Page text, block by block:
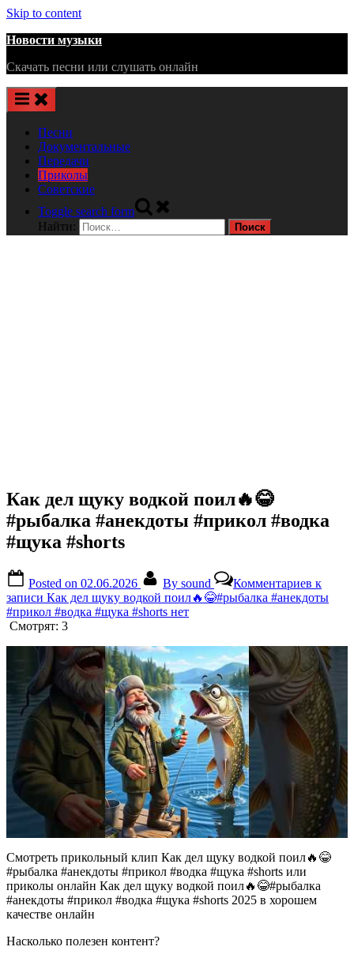
Skip to content
Новости музыки
Скачать песни или слушать онлайн
Песни
Документальные
Передачи
Приколы
Советские
Toggle search form
Найти:
Как дел щуку водкой поил🔥😂
#рыбалка #анекдоты #прикол #водка
#щука #shorts
Posted on 02.06.2026 By sound Комментариев к
записи Как дел щуку водкой поил🔥😂#рыбалка #анекдоты
#прикол #водка #щука #shorts нет
Смотрят: 3
Смотреть прикольный клип Как дел щуку водкой поил🔥😂
#рыбалка #анекдоты #прикол #водка #щука #shorts или
приколы онлайн Как дел щуку водкой поил🔥😂#рыбалка
#анекдоты #прикол #водка #щука #shorts 2025 в хорошем
качестве онлайн
Насколько полезен контент?